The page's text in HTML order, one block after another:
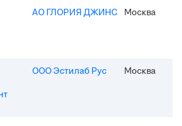
АО ГЛОРИЯ ДЖИНС Москва
ООО Эстилаб Рус Москва